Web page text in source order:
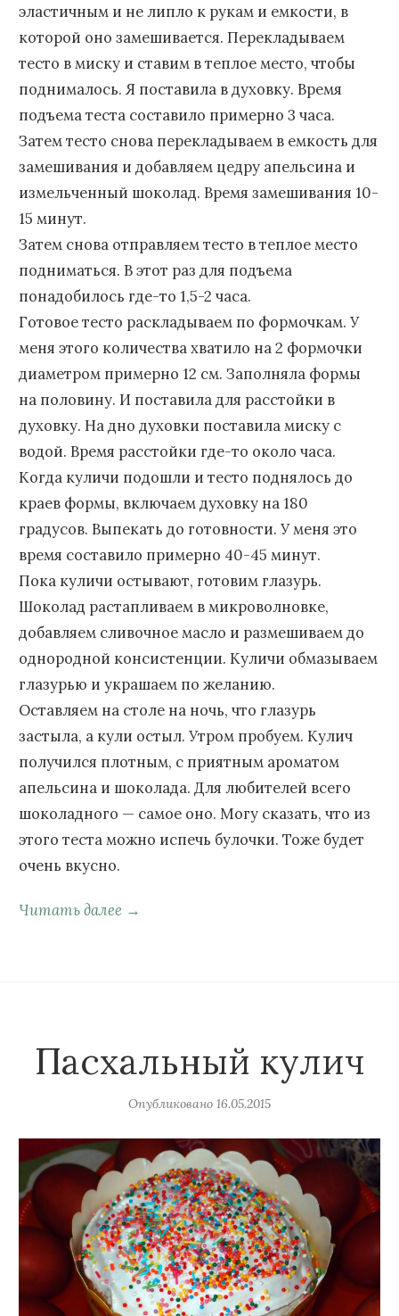
эластичным и не липло к рукам и емкости, в
которой оно замешивается. Перекладываем
тесто в миску и ставим в теплое место, чтобы
поднималось. Я поставила в духовку. Время
подъема теста составило примерно 3 часа.
Затем тесто снова перекладываем в емкость для
замешивания и добавляем цедру апельсина и
измельченный шоколад. Время замешивания 10-
15 минут.
Затем снова отправляем тесто в теплое место
подниматься. В этот раз для подъема
понадобилось где-то 1,5-2 часа.
Готовое тесто раскладываем по формочкам. У
меня этого количества хватило на 2 формочки
диаметром примерно 12 см. Заполняла формы
на половину. И поставила для расстойки в
духовку. На дно духовки поставила миску с
водой. Время расстойки где-то около часа.
Когда куличи подошли и тесто поднялось до
краев формы, включаем духовку на 180
градусов. Выпекать до готовности. У меня это
время составило примерно 40-45 минут.
Пока куличи остывают, готовим глазурь.
Шоколад растапливаем в микроволновке,
добавляем сливочное масло и размешиваем до
однородной консистенции. Куличи обмазываем
глазурью и украшаем по желанию.
Оставляем на столе на ночь, что глазурь
застыла, а кули остыл. Утром пробуем. Кулич
получился плотным, с приятным ароматом
апельсина и шоколада. Для любителей всего
шоколадного — самое оно. Могу сказать, что из
этого теста можно испечь булочки. Тоже будет
очень вкусно.
Читать далее →
Пасхальный кулич
Опубликовано 16.05.2015